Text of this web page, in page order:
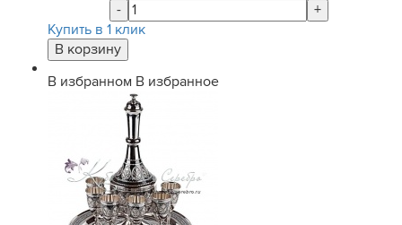
-
+
Купить в 1 клик
В избранном В избранное